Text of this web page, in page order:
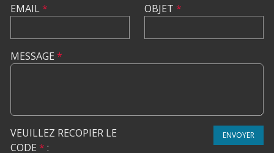
EMAIL* OBJET *
MESSAGE *
VEUILLEZ RECOPIER LE
CODE * :
ENVOYER